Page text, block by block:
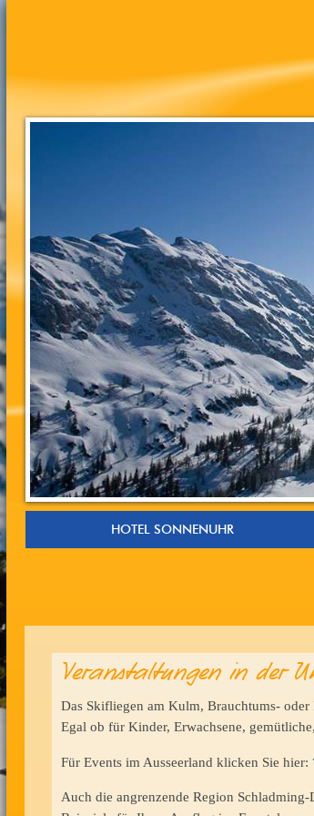
HOTEL SONNENUHR
Veranstaltungen in der
Das Skifliegen am Kulm, Brauchtums- oder
Egal ob für Kinder, Erwachsene,
Für Events im Ausseerland klicken Sie hier:
Auch die angrenzende Region